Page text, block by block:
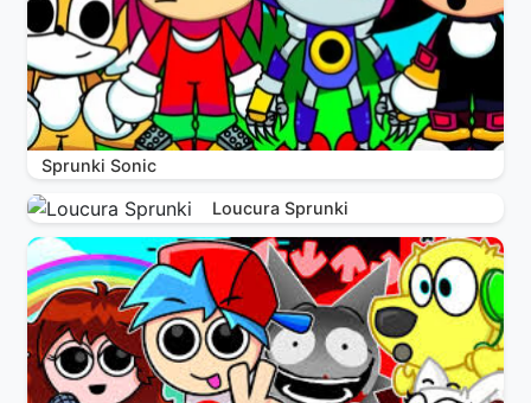
Sprunki Sonic
Loucura Sprunki